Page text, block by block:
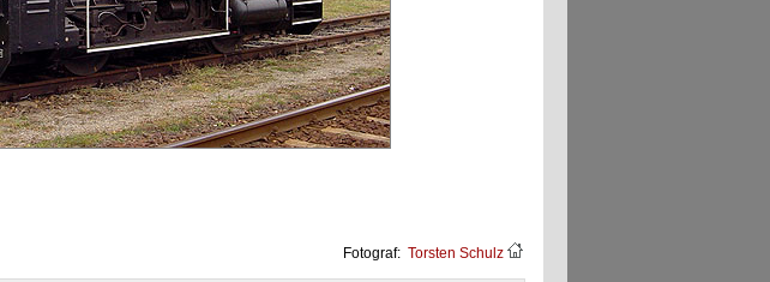
Fotograf: Torsten Schulz